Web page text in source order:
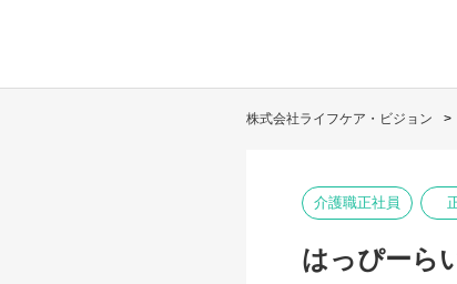
株式会社ライフケア・ビジョン
介護職正社員
はっぴーら